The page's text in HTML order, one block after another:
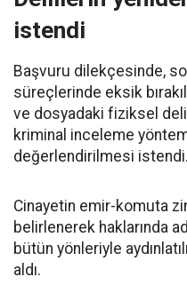
istendi
Başvuru dilekçesinde,
süreçlerinde eksik
ve dosyadaki fiziksel
kriminal inceleme
değerlendirilmesi istendi.
Cinayetin emir-komuta
belirlenerek haklarında
bütün yönleriyle
aldı.